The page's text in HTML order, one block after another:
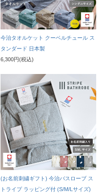
今治タオルケット クーベルチュール ス
タンダード 日本製
6,300円(税込)
(お名前刺繍ギフト) 今治バスローブ ス
トライプ ラッピング付 (S/M/Lサイズ)